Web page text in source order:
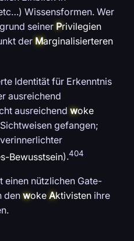
Wissensformen. Wer
seiner Privilegien
der Marginalisierteren
Identität für Erkenntnis
ausreichend
ausreichend woke
gefangen;
Bewusstsein).404
einen nützlichen Gate-
denwoke Aktivisten ihre